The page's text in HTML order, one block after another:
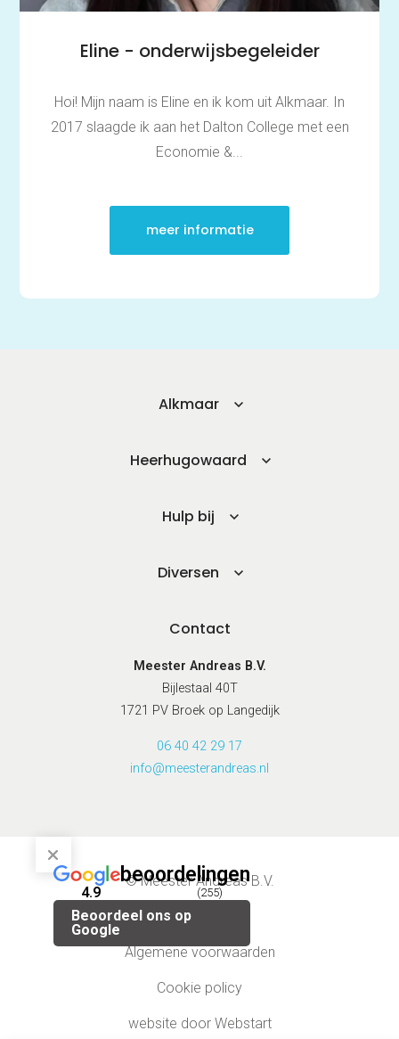
Eline - onderwijsbegeleider
Hoi! Mijn naam is Eline en ik kom uit Alkmaar. In
2017 slaagde ik aan het Dalton College met een
Economie &...
meer informatie
Alkmaar
Heerhugowaard
Hulp bij
Diversen
Contact
Meester Andreas B.V.
Bijlestaal 40T
1721 PV Broek op Langedijk
06 40 42 29 17
info@meesterandreas.nl
© Meester Andreas B.V.
Privacybeleid
Algemene voorwaarden
Cookie policy
website door Webstart
beoordelingen
4.9 (255)
Beoordeel ons op
Google